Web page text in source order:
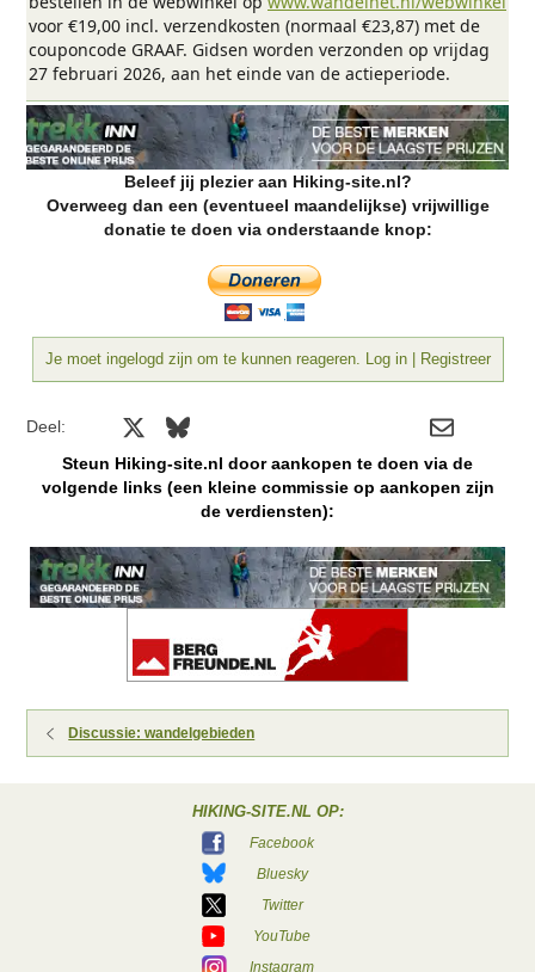
voor €19,00 incl. verzendkosten (normaal €23,87) met de
couponcode GRAAF. Gidsen worden verzonden op vrijdag
27 februari 2026, aan het einde van de actieperiode.
Beleef jij plezier aan Hiking-site.nl?
Overweeg dan een (eventueel maandelijkse) vrijwillige
donatie te doen via onderstaande knop:
Je moet ingelogd zijn om te kunnen reageren. Log in | Registreer
Deel: Facebook Bluesky WhatsApp
E-mail
Steun Hiking-site.nl door aankopen te doen via de
volgende links (een kleine commissie op aankopen zijn
de verdiensten):
Discussie: wandelgebieden
HIKING-SITE.NL OP:
Facebook
Bluesky
Twitter
YouTube
Instagram